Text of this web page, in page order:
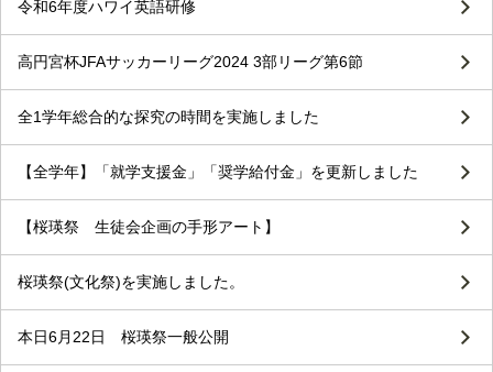
令和6年度ハワイ英語研修
高円宮杯JFAサッカーリーグ2024 3部リーグ第6節
全1学年総合的な探究の時間を実施しました
【全学年】「就学支援金」「奨学給付金」を更新しました
【桜瑛祭 生徒会企画の手形アート】
桜瑛祭(文化祭)を実施しました。
本日6月22日 桜瑛祭一般公開